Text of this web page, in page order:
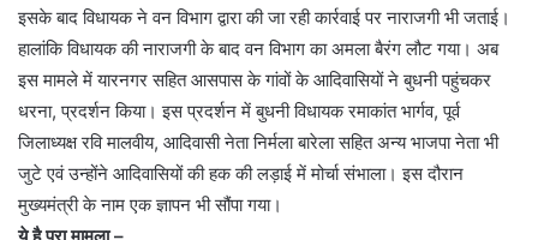
इसके बाद विधायक ने वन विभाग द्वारा की जा रही कार्रवाई पर नाराजगी भी जताई।
हालांकि विधायक की नाराजगी के बाद वन विभाग का अमला बैरंग लौट गया। अब
इस मामले में यारनगर सहित आसपास के गांवों के आदिवासियों ने बुधनी पहुंचकर
धरना, प्रदर्शन किया। इस प्रदर्शन में बुधनी विधायक रमाकांत भार्गव, पूर्व
जिलाध्यक्ष रवि मालवीय, आदिवासी नेता निर्मला बारेला सहित अन्य भाजपा नेता भी
जुटे एवं उन्होंने आदिवासियों की हक की लड़ाई में मोर्चा संभाला। इस दौरान
मुख्यमंत्री के नाम एक ज्ञापन भी सौंपा गया।